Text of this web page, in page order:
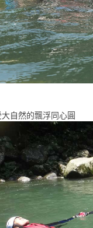
自然的飄浮同心圓